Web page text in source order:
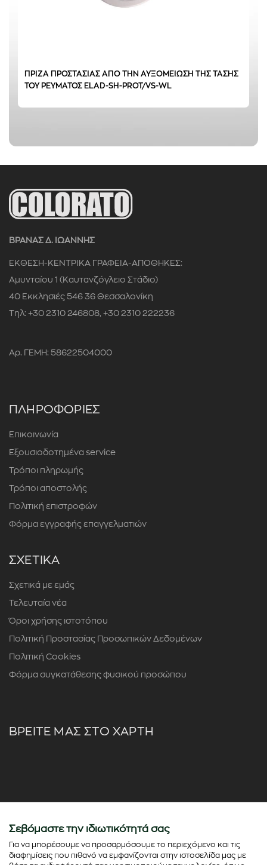
0 € - 19 € ΦΙΛΤΡΑΡΙΣΜΑ
ΠΡΙΖΑ ΠΡΟΣΤΑΣΙΑΣ ΑΠΟ ΤΗΝ ΑΥΞΟΜΕΙΩΣΗ ΤΗΣ ΤΑΣΗΣ
ΤΟΥ ΡΕΥΜΑΤΟΣ ELAD-SH-PROT/VS-WL
ΒΡΑΝΑΣ Δ. ΙΩΑΝΝΗΣ
ΕΚΘΕΣΗ-ΚΕΝΤΡΙΚΑ ΓΡΑΦΕΙΑ-ΑΠΟΘΗΚΕΣ:
Αμυνταίου 1 (Καυτανζόγλειο Στάδιο)
40 Εκκλησιές 546 36 Θεσσαλονίκη
Τηλ: +30 2310 246808, +30 2310 222236
Αρ. ΓΕΜΗ: 58622504000
ΠΛΗΡΟΦΟΡΙΕΣ
Επικοινωνία
Εξουσιοδοτημένα service
Τρόποι πληρωμής
Τρόποι αποστολής
Πολιτική επιστροφών
Φόρμα εγγραφής επαγγελματιών
ΣΧΕΤΙΚΑ
Σχετικά με εμάς
Τελευταία νέα
Όροι χρήσης ιστοτόπου
Πολιτική Προστασίας Προσωπικών Δεδομένων
Πολιτική Cookies
Φόρμα συγκατάθεσης φυσικού προσώπου
ΒΡΕΙΤΕ ΜΑΣ ΣΤΟ ΧΑΡΤΗ
Σεβόμαστε την ιδιωτικότητά σας
Για να μπορέσουμε να προσαρμόσουμε το περιεχόμενο και τις
διαφημίσεις που πιθανό να εμφανίζονται στην ιστοσελίδα μας με